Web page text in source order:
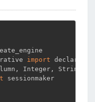
import
Integer, String,
sessionmaker